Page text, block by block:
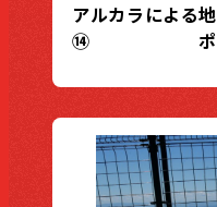
アルカラによる
⑭ ポート